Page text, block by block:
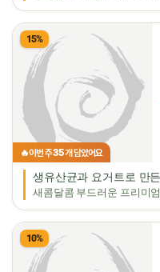
15%
🔥이번 주35개 담았어요
생유산균과 요거트로 만
새콤달콤 부드러운 프리미
10%